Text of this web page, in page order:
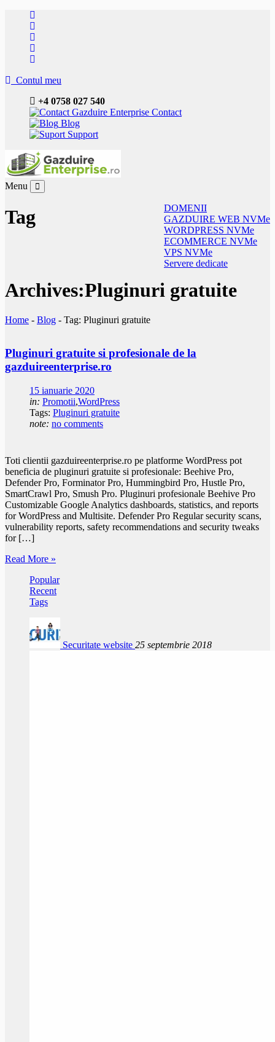
Contul meu
+4 0758 027 540
Contact
Blog
Support
Menu
DOMENII
GAZDUIRE WEB NVMe
WORDPRESS NVMe
ECOMMERCE NVMe
VPS NVMe
Servere dedicate
Tag
Archives:Pluginuri gratuite
Home - Blog - Tag: Pluginuri gratuite
Pluginuri gratuite si profesionale de la
gazduireenterprise.ro
15 ianuarie 2020
in: Promotii,WordPress
Tags: Pluginuri gratuite
note: no comments
Toti clientii gazduireenterprise.ro pe platforme WordPress pot
beneficia de pluginuri gratuite si profesionale: Beehive Pro,
Defender Pro, Forminator Pro, Hummingbird Pro, Hustle Pro,
SmartCrawl Pro, Smush Pro. Pluginuri profesionale Beehive Pro
Customizable Google Analytics dashboards, statistics, and reports
for WordPress and Multisite. Defender Pro Regular security scans,
vulnerability reports, safety recommendations and security tweaks
for […]
Read More »
Popular
Recent
Tags
Securitate website 25 septembrie 2018